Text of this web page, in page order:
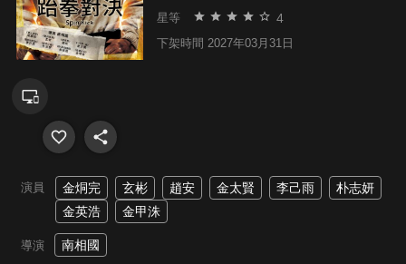
星等 4
下架時間 2027年03月31日
演員 金烔完 玄彬 趙安 金太賢 李己雨
朴志妍
金英浩
金甲洙
導演 南相國